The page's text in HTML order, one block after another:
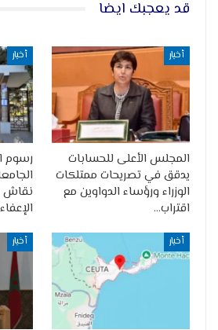
قد يعجبك ايضا
أخبار
المجلس الأعلى للحسابات
يدقق في تصريحات ممتلكات
الوزراء ورؤساء الدواوين مع
اقتراب…
أخبار
رسوم
نقاش
أخبار أخبار